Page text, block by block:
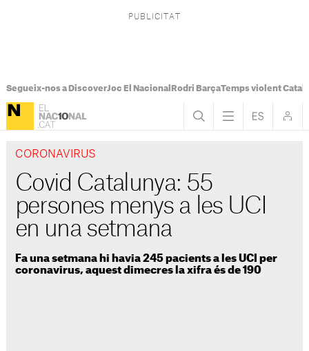
Segueix-nos a DiscoverJoc El Nacional Rodri BarçaTemps violent
CORONAVIRUS
Covid Catalunya: 55
persones menys a les UCI
en una setmana
Fa una setmana hi havia 245 pacients a les UCI per
coronavirus, aquest dimecres la xifra és de 190